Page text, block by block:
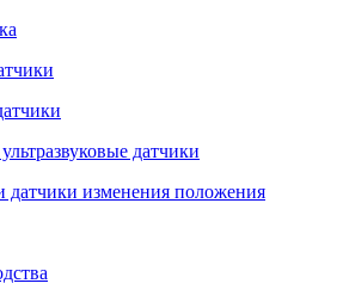
датчики
изменения положения